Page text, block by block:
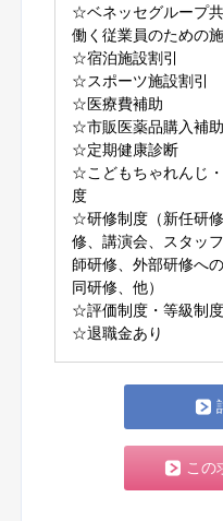
☆ベネッセグループ
働く従業員のための施
☆宿泊施設割引
☆スポーツ施設割引
☆医療費補助
☆市販医薬品購入補助
☆定期健康診断
☆こどもちゃれんじ
度
☆研修制度（新任研
修、講演会、スタッ
師研修、外部研修へ
同研修、他）
☆評価制度・等級制度
☆退職金あり
この